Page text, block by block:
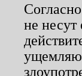
не несут